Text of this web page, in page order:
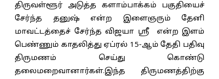
திருவள்ளூர் அடுத்த களாம்பாக்கம் பகுதியைச்
சேர்ந்த தனுஷ் என்ற இளைஞரும் தேனி
மாவட்டத்தைச் சேர்ந்த விஜயா ஸ்ரீ என்ற இளம்
பெண்ணும் காதலித்து ஏப்ரல் 15-ஆம் தேதி பதிவு
திருமணம் செய்து கொண்டு
தலைமறைவானார்கள்.இந்த திருமணத்திற்கு